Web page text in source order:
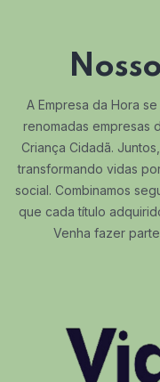
A Empresa da Hora
renomadas empresas
Criança Cidadã.
transformando vidas
social. Combinamos
que cada título
Venha fazer